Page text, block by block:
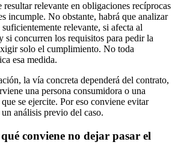
resultar relevante en obligaciones recíprocas
incumple. No obstante, habrá que analizar
relevante, si afecta al
si concurren los requisitos para pedir la
solo el cumplimiento. No toda
esa medida.
la vía concreta dependerá del contrato,
una persona consumidora o una
se ejercite. Por eso conviene evitar
análisis previo del caso.
conviene no dejar pasar el